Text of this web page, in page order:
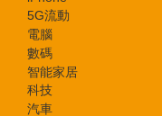
5G流動
電腦
數碼
智能家居
科技
汽車